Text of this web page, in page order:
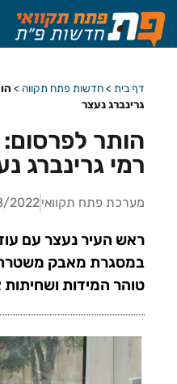
דף בית >חדשות פתח תקווה >
גרינברג נעצר
הותר
רמי גרינברג
מערכת פתח תקוואי2022
במסגרת מאבק
טוהר המידות ושחיתות